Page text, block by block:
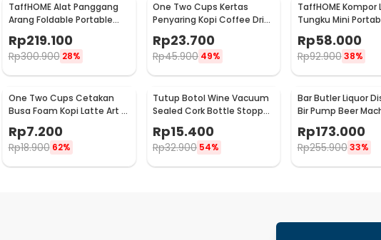
TaffHOME Alat Panggang
Arang Foldable Portable
HWSK77
Rp219.100
Rp300.900 28%
One Two Cups Kertas
Penyaring Kopi Coffee Drip
Bag Paper Filter 50PCS -
T111
Rp23.700
Rp45.900 49%
TaffHOME Kompor
Tungku Mini
Hot Plate 500W -
03
Rp58.000
Rp92.900 38%
One Two Cups Cetakan
Busa Foam Kopi Latte Art 16
Rp7.200
Rp18.900 62%
Tutup Botol Wine Vacuum
Sealed Cork Bottle Stopper
Rp15.400
Rp32.900 54%
Bar Butler Liquor
Bir Pump Beer
Station 900ml - P-
Rp173.000
Rp255.900 33%